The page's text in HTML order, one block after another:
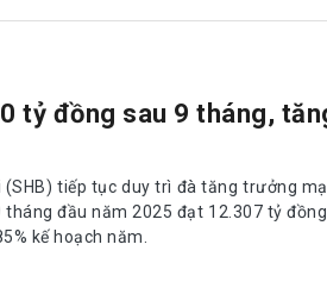
tỷ đồng sau 9 tháng,
(SHB) tiếp tục duy trì đà tăng trưởng
đầu năm 2025 đạt 12.307 tỷ
kế hoạch năm.